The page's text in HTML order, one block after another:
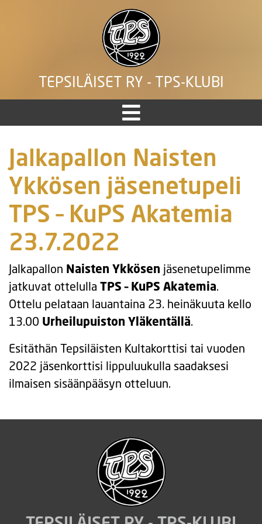
TEPSILÄISET RY - TPS-KLUBI
Jalkapallon Naisten
Ykkösen jäsenetupeli
TPS – KuPS Akatemia
23.7.2022
Jalkapallon Naisten Ykkösen jäsenetupelimme
jatkuvat ottelulla TPS – KuPS Akatemia.
Ottelu pelataan lauantaina 23. heinäkuuta kello
13.00 Urheilupuiston Yläkentällä.
Esitäthän Tepsiläisten Kultakorttisi tai vuoden
2022 jäsenkorttisi lippuluukulla saadaksesi
ilmaisen sisäänpääsyn otteluun.